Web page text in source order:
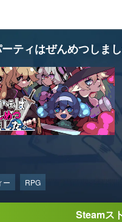
ティはぜんめつしまし
ー RPG
Steamス